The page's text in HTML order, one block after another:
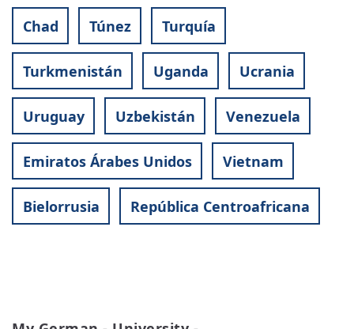
Chad Túnez Turquía
Turkmenistán Uganda Ucrania
Uruguay Uzbekistán Venezuela
Emiratos Árabes Unidos Vietnam
Bielorrusia República Centroafricana